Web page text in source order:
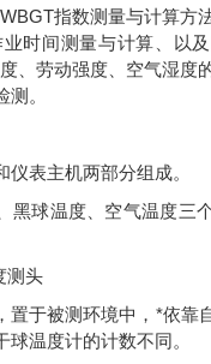
指数测量与计算方
时间测量与计算、以
、劳动强度、空气湿度
。
仪表主机两部分组成。
黑球温度、空气温度三
测头
置于被测环境中，*依靠
球温度计的计数不同。